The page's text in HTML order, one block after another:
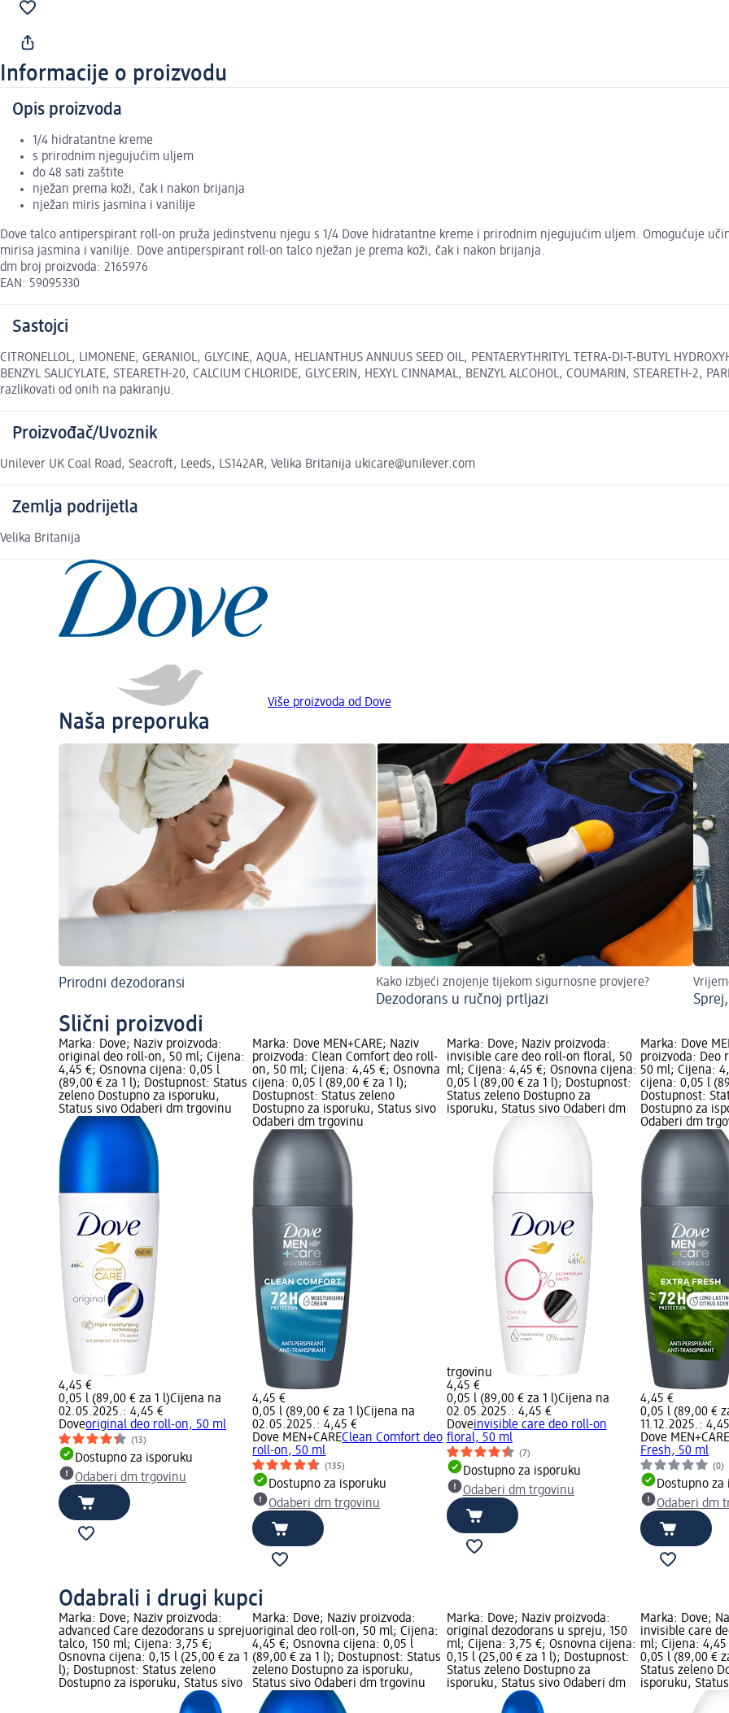
Informacije o proizvodu
Opis proizvoda
1/4 hidratantne kreme
s prirodnim njegujućim uljem
do 48 sati zaštite
nježan prema koži, čak i nakon brijanja
nježan miris jasmina i vanilije
Dove talco antiperspirant roll-on pruža jedinstvenu njegu s 1/4 Dove hidratantne kreme i prirodnim njegujućim uljem. Omogućuje
mirisa jasmina i vanilije. Dove antiperspirant roll-on talco nježan je prema koži, čak i nakon brijanja.
dm broj proizvoda: 2165976
EAN: 59095330
Sastojci
CITRONELLOL, LIMONENE, GERANIOL, GLYCINE, AQUA, HELIANTHUS ANNUUS SEED OIL, PENTAERYTHRITYL TETRA-DI-T-BUTYL
BENZYL SALICYLATE, STEARETH-20, CALCIUM CHLORIDE, GLYCERIN, HEXYL CINNAMAL, BENZYL ALCOHOL, COUMARIN, STEARETH-
razlikovati od onih na pakiranju.
Proizvođač/Uvoznik
Unilever UK Coal Road, Seacroft, Leeds, LS142AR, Velika Britanija ukicare@unilever.com
Zemlja podrijetla
Velika Britanija
Više proizvoda od Dove
Naša preporuka
Prirodni dezodoransi Kako izbjeći znojenje tijekom sigurnosne provjere?
Dezodorans u ručnoj prtljazi
Slični proizvodi
Marka: Dove; Naziv proizvoda:
original deo roll-on, 50 ml; Cijena:
4,45 €; Osnovna cijena: 0,05 l
(89,00 € za 1 l); Dostupnost: Status
zeleno Dostupno za isporuku,
Status sivo Odaberi dm trgovinu
4,45 €
0,05 l (89,00 € za 1 l)Cijena na
02.05.2025.: 4,45 €
Doveoriginal deo roll-on, 50 ml
(13)
Dostupno za isporuku
Odaberi dm trgovinu
Marka: Dove MEN+CARE; Naziv
proizvoda: Clean Comfort deo roll-
on, 50 ml; Cijena: 4,45 €; Osnovna
cijena: 0,05 l (89,00 € za 1 l);
Dostupnost: Status zeleno
Dostupno za isporuku, Status sivo
Odaberi dm trgovinu
4,45 €
0,05 l (89,00 € za 1 l)Cijena na
02.05.2025.: 4,45 €
Dove MEN+CAREClean Comfort deo
roll-on, 50 ml
(135)
Dostupno za isporuku
Odaberi dm trgovinu
Marka: Dove; Naziv proizvoda:
invisible care deo roll-on floral, 50
ml; Cijena: 4,45 €; Osnovna cijena:
0,05 l (89,00 € za 1 l); Dostupnost:
Status zeleno Dostupno za
isporuku, Status sivo Odaberi dm
trgovinu
4,45 €
0,05 l (89,00 € za 1 l)Cijena na
02.05.2025.: 4,45 €
Doveinvisible care deo roll-on
floral, 50 ml
(7)
Dostupno za isporuku
Odaberi dm trgovinu
Marka: Dove
proizvoda: Deo
50 ml; Cijena:
cijena: 0,05 l
Dostupnost:
Dostupno za
Odaberi dm
4,45 €
0,05 l (89,00 €
11.12.2025.:
Dove MEN+CARE
Fresh, 50 ml
(0)
Dostupno za
Odaberi dm
Odabrali i drugi kupci
Marka: Dove; Naziv proizvoda:
advanced Care dezodorans u spreju
talco, 150 ml; Cijena: 3,75 €;
Osnovna cijena: 0,15 l (25,00 € za 1
l); Dostupnost: Status zeleno
Dostupno za isporuku, Status sivo
Marka: Dove; Naziv proizvoda:
original deo roll-on, 50 ml; Cijena:
4,45 €; Osnovna cijena: 0,05 l
(89,00 € za 1 l); Dostupnost: Status
zeleno Dostupno za isporuku,
Status sivo Odaberi dm trgovinu
Marka: Dove; Naziv proizvoda:
original dezodorans u spreju, 150
ml; Cijena: 3,75 €; Osnovna cijena:
0,15 l (25,00 € za 1 l); Dostupnost:
Status zeleno Dostupno za
isporuku, Status sivo Odaberi dm
Marka: Dove;
invisible care
ml; Cijena:
0,05 l (89,00 €
Status zeleno
isporuku,